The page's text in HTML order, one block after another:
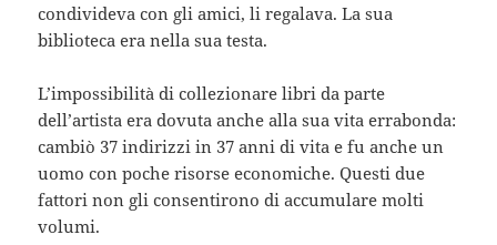
condivideva con gli amici, li regalava. La sua
biblioteca era nella sua testa.
L’impossibilità di collezionare libri da parte
dell’artista era dovuta anche alla sua vita errabonda:
cambiò 37 indirizzi in 37 anni di vita e fu anche un
uomo con poche risorse economiche. Questi due
fattori non gli consentirono di accumulare molti
volumi.